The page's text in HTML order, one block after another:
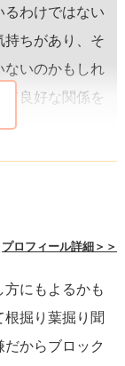
るわけではない
持ちがあり、そ
ないのかもしれ
て良好な関係を
ない
理由は、一度
、元カノであ
て残したりし
プロフィール詳細＞＞
にもよるかも
根掘り葉掘り聞
からブロック